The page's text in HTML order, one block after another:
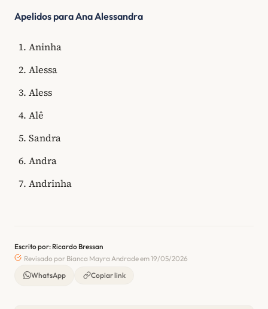
Apelidos para Ana Alessandra
Aninha
Alessa
Aless
Alê
Sandra
Andra
Andrinha
Escrito por: Ricardo Bressan
Revisado por Bianca Mayra Andrade em 19/05/2026
WhatsApp
Copiar link